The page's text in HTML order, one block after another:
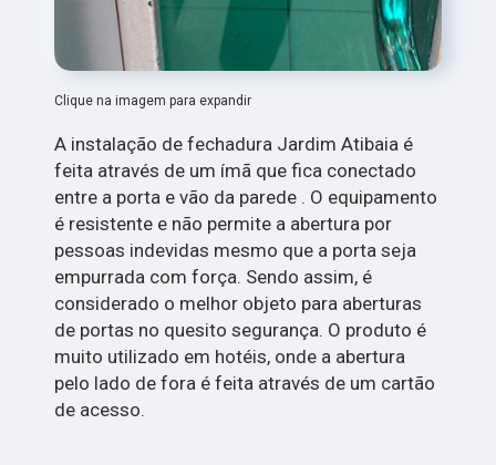
Clique na imagem para expandir
A instalação de fechadura Jardim Atibaia é
feita através de um ímã que fica conectado
entre a porta e vão da parede . O equipamento
é resistente e não permite a abertura por
pessoas indevidas mesmo que a porta seja
empurrada com força. Sendo assim, é
considerado o melhor objeto para aberturas
de portas no quesito segurança. O produto é
muito utilizado em hotéis, onde a abertura
pelo lado de fora é feita através de um cartão
de acesso.